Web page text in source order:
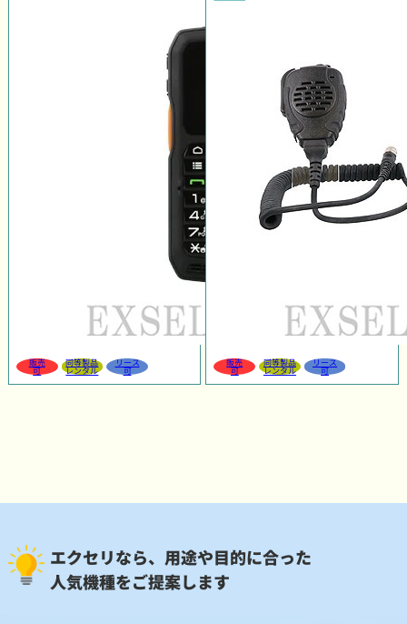
販売
可
同等製品
レンタル
リース
可
販売
可
同等製品
レンタル
リース
可
エクセリなら、用途や目的に合った
人気機種をご提案します